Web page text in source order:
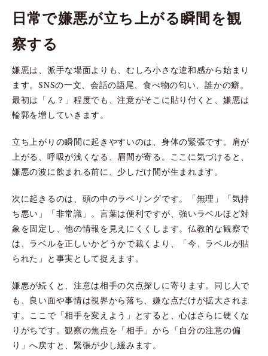
日常で嫌悪が立ち上がる瞬間を観
察する
嫌悪は、派手な場面よりも、むしろ小さな違和感から始まり
ます。SNSの一文、会話の語尾、食べ物の匂い、誰かの癖。
最初は「ん？」程度でも、注意がそこに貼り付くと、嫌悪は
輪郭を増していきます。
立ち上がりの瞬間に起きやすいのは、身体の緊張です。肩が
上がる、呼吸が浅くなる、眉間が寄る。ここに気づけると、
嫌悪の波に飲まれる前に、少しだけ間が生まれます。
次に起きるのは、頭の中のラベリングです。「無理」「気持
ち悪い」「非常識」。言葉は便利ですが、強いラベルほど対
象を固定し、他の情報を見えにくくします。仏教的な観察で
は、ラベルを正しいかどうかで裁くより、「今、ラベルが貼
られた」と事実として捉えます。
嫌悪が続くと、注意は相手の欠点探しに寄ります。同じ人で
も、良い面や事情は視界から落ち、嫌な点だけが拡大されま
す。ここで「相手を変えよう」とすると、心はさらに硬くな
りがちです。観察の焦点を「相手」から「自分の注意の偏
り」へ戻すと、緊張が少し緩みます。